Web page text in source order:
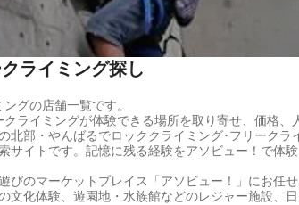
ライミング探し
グの店舗一覧です。
ライミングが体験できる場所を取り寄せ、価格、
部・やんばるでロッククライミング･フリークラ
サイトです。記憶に残る経験をアソビュー！で体験
のマーケットプレイス「アソビュー！」にお任せ
文化体験、遊園地・水族館などのレジャー施設、